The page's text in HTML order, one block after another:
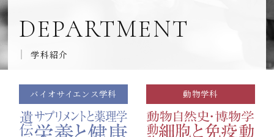
DEPARTMENT
学科紹介
バイオサイエンス学科 動物学科